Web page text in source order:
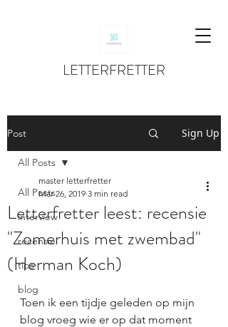
LETTERFRETTER
Post Sign Up
All Posts
interview
recensie
tips
blog
All Posts
Letterfretter leest: recensie
"Zomerhuis met zwembad"
(Herman Koch)
master letterfretter
Mar 26, 2019 3 min read
Toen ik een tijdje geleden op mijn
blog vroeg wie er op dat moment